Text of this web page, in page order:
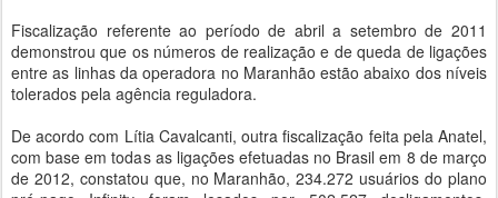
Fiscalização referente ao período de abril a setembro de 2011
demonstrou que os números de realização e de queda de ligações
entre as linhas da operadora no Maranhão estão abaixo dos níveis
tolerados pela agência reguladora.
De acordo com Lítia Cavalcanti, outra fiscalização feita pela Anatel,
com base em todas as ligações efetuadas no Brasil em 8 de março
de 2012, constatou que, no Maranhão, 234.272 usuários do plano